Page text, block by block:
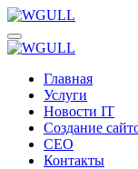
Перейти
к
содержанию
WGULL
Белая чайка -
Белая чайка -
Главная
Услуги
Новости IT
Создание
СЕО
Контакты